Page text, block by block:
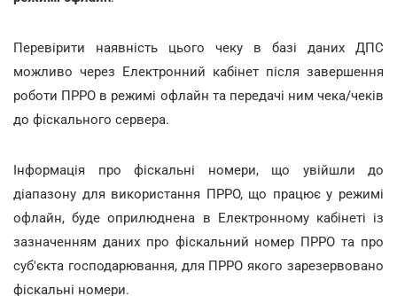
Перевірити наявність цього чеку в базі даних ДПС
можливо через Електронний кабінет після завершення
роботи ПРРО в режимі офлайн та передачі ним чека/чеків
до фіскального сервера.
Інформація про фіскальні номери, що увійшли до
діапазону для використання ПРРО, що працює у режимі
офлайн, буде оприлюднена в Електронному кабінеті із
зазначенням даних про фіскальний номер ПРРО та про
суб'єкта господарювання, для ПРРО якого зарезервовано
фіскальні номери.